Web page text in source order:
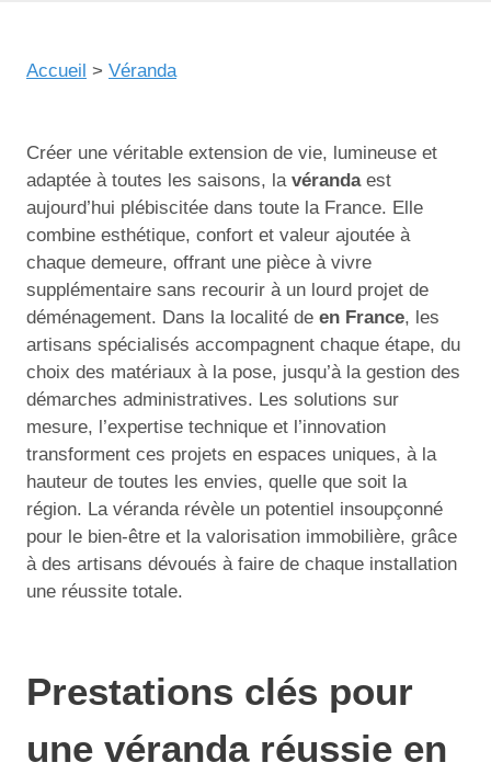
Accueil > Véranda
Créer une véritable extension de vie, lumineuse et
adaptée à toutes les saisons, la vérandaest
aujourd’hui plébiscitée dans toute la France. Elle
combine esthétique, confort et valeur ajoutée à
chaque demeure, offrant une pièce à vivre
supplémentaire sans recourir à un lourd projet de
déménagement. Dans la localité de en France, les
artisans spécialisés accompagnent chaque étape, du
choix des matériaux à la pose, jusqu’à la gestion des
démarches administratives. Les solutions sur
mesure, l’expertise technique et l’innovation
transforment ces projets en espaces uniques, à la
hauteur de toutes les envies, quelle que soit la
région. La véranda révèle un potentiel insoupçonné
pour le bien-être et la valorisation immobilière, grâce
à des artisans dévoués à faire de chaque installation
une réussite totale.
Prestations clés pour
une véranda réussie en